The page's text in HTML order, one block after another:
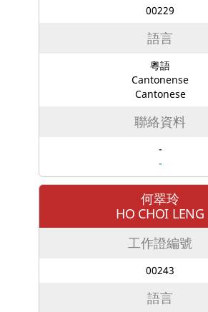
00229
語言
粵語
Cantonense
Cantonese
聯絡資料
-
-
何翠玲
HO CHOI LENG
工作證編號
00243
語言